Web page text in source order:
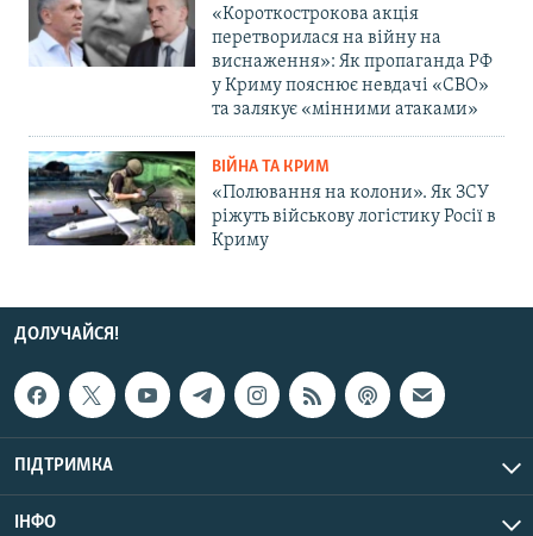
«Короткострокова акція
перетворилася на війну на
виснаження»: Як пропаганда РФ
у Криму пояснює невдачі «СВО»
та залякує «мінними атаками»
ВІЙНА ТА КРИМ
«Полювання на колони». Як ЗСУ
ріжуть військову логістику Росії в
Криму
ДОЛУЧАЙСЯ!
ПІДТРИМКА
ІНФО